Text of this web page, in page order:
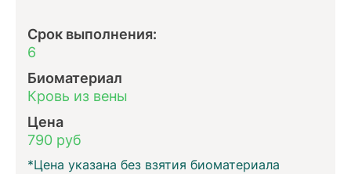
Срок выполнения:
6
Биоматериал
Кровь из вены
Цена
790 руб
*Цена указана без взятия биоматериала